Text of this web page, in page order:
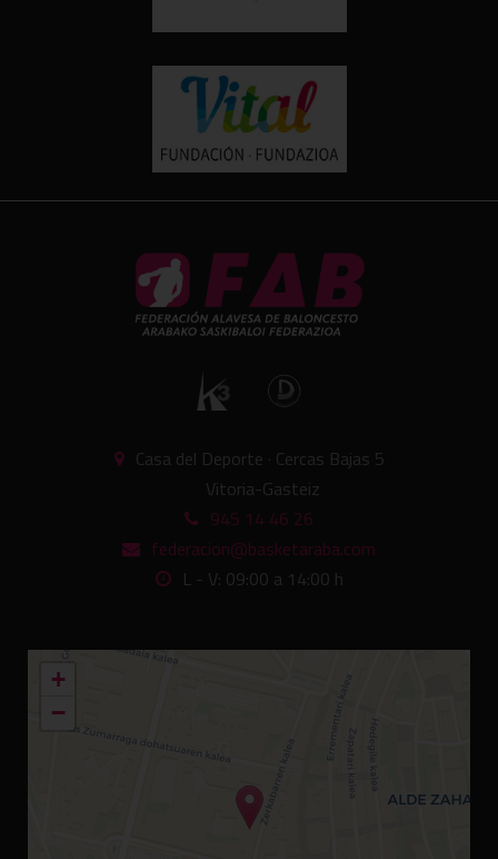
Casa del Deporte · Cercas Bajas 5
Vitoria-Gasteiz
945 14 46 26
federacion@basketaraba.com
L - V: 09:00 a 14:00 h
+
−